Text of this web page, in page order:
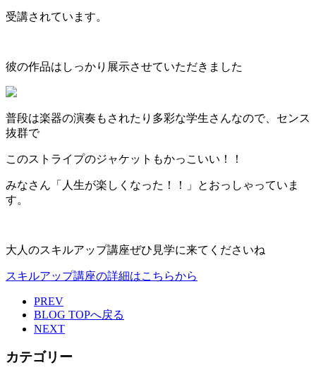
受講されています。
彼の作品はしっかり展示させていただきました
普段は楽器の演奏もされたり多彩な学生さんなので、センス
抜群で
このストライプのジャケットもかっこいい！！
みなさん「人生が楽しくなった！！」とおっしゃっていま
す。
大人のスキルアップ講座ぜひ見学に来てくださいね
スキルアップ講座の詳細はこちらから
PREV
BLOG TOPへ戻る
NEXT
カテゴリー